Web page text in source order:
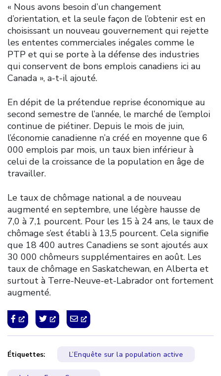
« Nous avons besoin d’un changement
d’orientation, et la seule façon de l’obtenir est en
choisissant un nouveau gouvernement qui rejette
les ententes commerciales inégales comme le
PTP et qui se porte à la défense des industries
qui conservent de bons emplois canadiens ici au
Canada », a-t-il ajouté.
En dépit de la prétendue reprise économique au
second semestre de l’année, le marché de l’emploi
continue de piétiner. Depuis le mois de juin,
l’économie canadienne n’a créé en moyenne que 6
000 emplois par mois, un taux bien inférieur à
celui de la croissance de la population en âge de
travailler.
Le taux de chômage national a de nouveau
augmenté en septembre, une légère hausse de
7,0 à 7,1 pourcent. Pour les 15 à 24 ans, le taux de
chômage s’est établi à 13,5 pourcent. Cela signifie
que 18 400 autres Canadiens se sont ajoutés aux
30 000 chômeurs supplémentaires en août. Les
taux de chômage en Saskatchewan, en Alberta et
surtout à Terre-Neuve-et-Labrador ont fortement
augmenté.
Étiquettes: L’Enquête sur la population active